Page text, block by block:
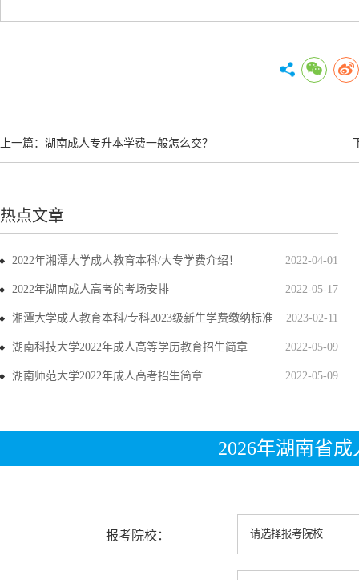
上一篇： 湖南成人专升本学费一般怎么交？
热点文章
2022-04-01
2022年湘潭大学成人教育本科/大专学费介绍！
2022-05-17
2022年湖南成人高考的考场安排
2023-02-11
湘潭大学成人教育本科/专科2023级新生学费缴纳标准
2022-05-09
湖南科技大学2022年成人高等学历教育招生简章
2022-05-09
湖南师范大学2022年成人高考招生简章
2026年湖南省
报考院校：